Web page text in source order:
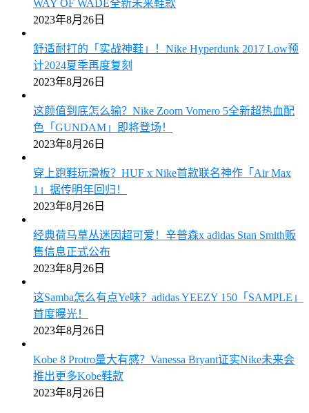
WAY OF WADE全新未来鞋款
2023年8月26日
舒适耐打的「实战神鞋」！Nike Hyperdunk 2017 Low预
计2024夏季再度复刻
2023年8月26日
这颜值到底怎么输？Nike Zoom Vomero 5全新超热血配
色「GUNDAM」即将登场！
2023年8月26日
穿上跑鞋玩滑板？HUF x Nike首款联名神作「Air Max
1」据传明年回归！
2023年8月26日
经典荷马草丛迷因超可爱！辛普森x adidas Stan Smith贩
售信息正式公布
2023年8月26日
这Samba怎么有点Ye味？adidas YEEZY 150「SAMPLE」
首度曝光！
2023年8月26日
Kobe 8 Protro量大有感？Vanessa Bryant证实Nike未来会
推出更多Kobe鞋款
2023年8月26日